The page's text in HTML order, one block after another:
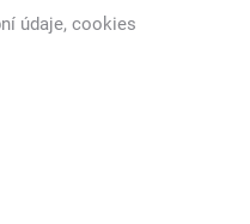
údaje, cookies